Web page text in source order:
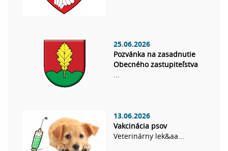
25.06.2026
Pozvánka na zasadnutie
Obecného zastupiteľstva
...
13.06.2026
Vakcinácia psov
Veterinárny lek&aa...